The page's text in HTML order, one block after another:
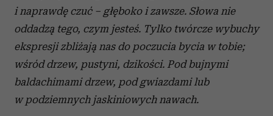
i naprawdę czuć – głęboko i zawsze. Słowa nie
oddadzą tego, czym jesteś. Tylko twórcze wybuchy
ekspresji zbliżają nas do poczucia bycia w tobie;
wśród drzew, pustyni, dzikości. Pod bujnymi
baldachimami drzew, pod gwiazdami lub
w podziemnych jaskiniowych nawach.